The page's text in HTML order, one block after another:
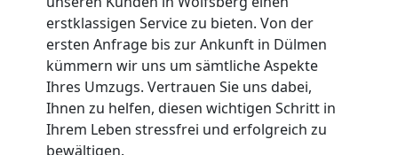
erstklassigen Service zu bieten. Von der
ersten Anfrage bis zur Ankunft in Dülmen
kümmern wir uns um sämtliche Aspekte
Ihres Umzugs. Vertrauen Sie uns dabei,
Ihnen zu helfen, diesen wichtigen Schritt in
Ihrem Leben stressfrei und erfolgreich zu
bewältigen.